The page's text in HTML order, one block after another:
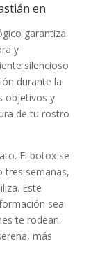
en
garantiza
y
silencioso
durante la
objetivos y
de tu rostro
El botox se
tres semanas,
Este
sea
te rodean.
más